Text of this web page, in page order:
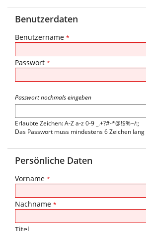
Benutzerdaten
Benutzername *
Passwort *
Passwort nochmals eingeben
Erlaubte Zeichen: A-Z a-z 0-9 _.+?#-*@!$%~/:;
Das Passwort muss mindestens 6 Zeichen lang
Persönliche Daten
Vorname *
Nachname *